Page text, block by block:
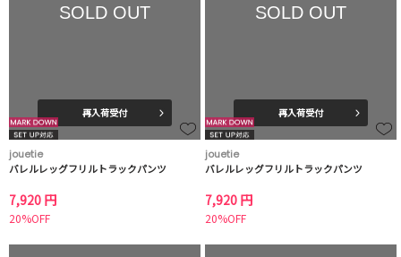
SOLD OUT
再入荷受付
jouetie
バレルレッグフリルトラックパンツ
7,920 円
20%OFF
SOLD OUT
再入荷受付
jouetie
バレルレッグフリルトラックパンツ
7,920 円
20%OFF